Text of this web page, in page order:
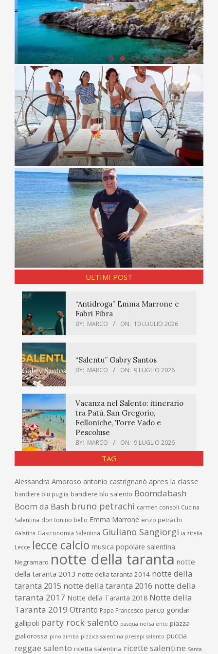
ULTIMI POST
“Antidroga” Emma Marrone e
Fabri Fibra
BY: MARCO ON: 10 LUGLIO 2026
“Salentu” Gabry Santos
BY: MARCO ON: 9 LUGLIO 2026
Vacanza nel Salento: itinerario
tra Patù, San Gregorio,
Felloniche, Torre Vado e
Pescoluse
BY: MARCO ON: 9 LUGLIO 2026
TAG
Alessandra Amoroso antonio castrignanò apres la classe
bandiere blu puglia bandiere blu salento Boomdabash
Boom da Bash bruno petrachi carmen consoli Cucina
Salentina don tonino bello Emma Marrone enzo petrachi
Galatina Gastronomia Salentina Giuliano Sangiorgi la zitella
Lecce lecce calcio musica popolare salentina
Negramaro notte della taranta notte
della taranta 2013 notte della taranta 2014 notte della
taranta 2015 notte della taranta 2016 notte della
taranta 2017 Notte della Taranta 2018 Notte della
Taranta 2019 Otranto Papa Francesco parco gondar
gallipoli party rock salento pasqua nel salento piazza
giallorossa pino zimba pizzica salentina presepi salento puccia
reggae salento ricetta salentina ricette salentine Santa